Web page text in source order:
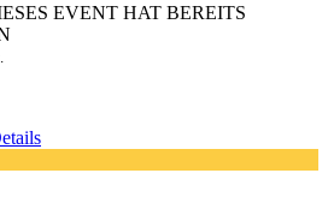
EVENT HAT BEREITS